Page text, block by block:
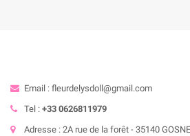
Email : fleurdelysdoll@gmail.com
Tel : +33 0626811979
Adresse : 2A rue de la forêt - 35140